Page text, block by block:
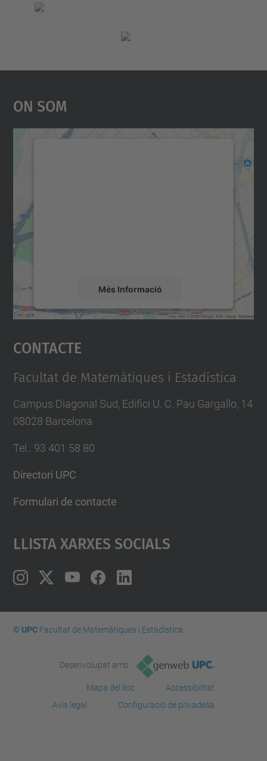
On Som
Més Informació
Accepta
powered by
Contacte
Facultat de Matemàtiques i Estadística
Campus Diagonal Sud, Edifici U. C. Pau Gargallo, 14
08028 Barcelona
Tel. : 93 401 58 80
Directori UPC
Formulari de contacte
Llista Xarxes Socials
© UPCFacultat de Matemàtiques i Estadí­stica.
Desenvolupat amb
Mapa del lloc
Accessibilitat
Avís legal
Configuració de privadesa